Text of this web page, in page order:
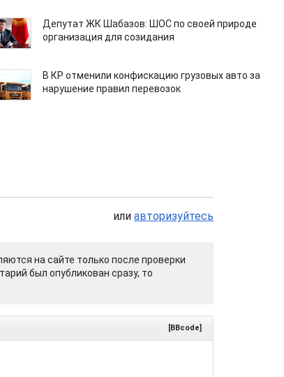
Депутат ЖК Шабазов: ШОС по своей природе
организация для созидания
В КР отменили конфискацию грузовых авто за
нарушение правил перевозок
или авторизуйтесь
на сайте только после проверки
был опубликован сразу, то
[BBcode]